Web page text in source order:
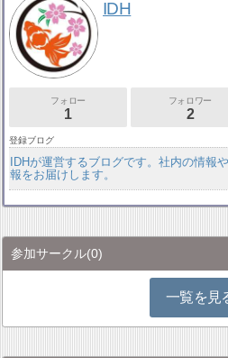
IDH
フォロー
1
フォロワー
2
登録ブログ
IDHが運営するブログです。社内の情報
報をお届けします。
参加サークル(0)
一覧を見